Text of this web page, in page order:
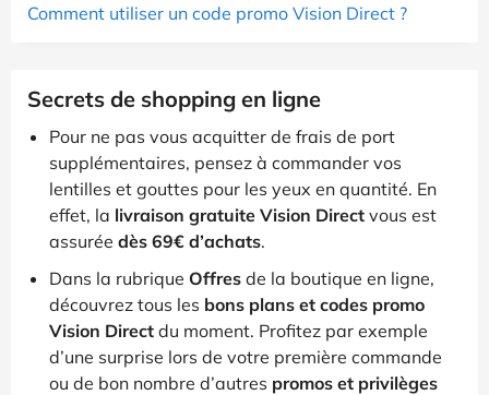
Comment utiliser un code promo Vision Direct ?
Secrets de shopping en ligne
Pour ne pas vous acquitter de frais de port
supplémentaires, pensez à commander vos
lentilles et gouttes pour les yeux en quantité. En
effet, la livraison gratuite Vision Direct vous est
assurée dès 69€ d’achats.
Dans la rubrique Offres de la boutique en ligne,
découvrez tous les bons plans et codes promo
Vision Direct du moment. Profitez par exemple
d’une surprise lors de votre première commande
ou de bon nombre d’autres promos et privilèges